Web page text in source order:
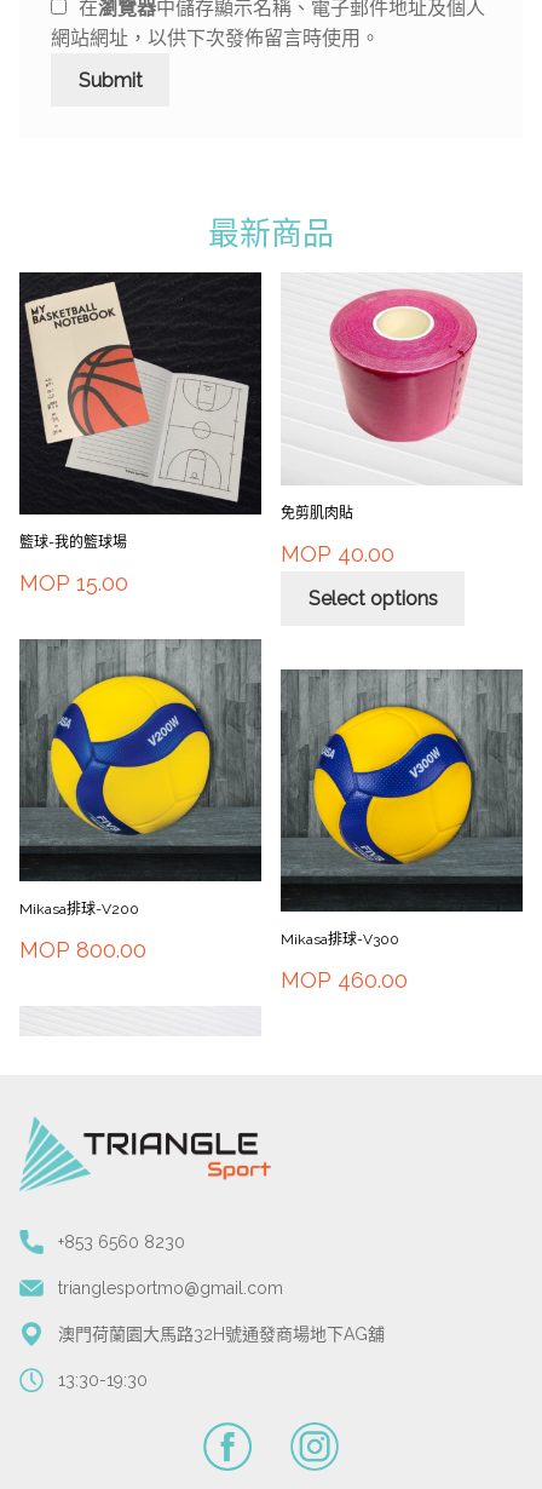
在瀏覽器中儲存顯示名稱、電子郵件地址及個人
網站網址，以供下次發佈留言時使用。
最新商品
籃球-我的籃球場
MOP 15.00
Mikasa排球-V200
MOP 800.00
免剪肌肉貼
MOP 40.00
Select options
Mikasa排球-V300
MOP 460.00
+853 6560 8230
trianglesportmo@gmail.com
澳門荷蘭園大馬路32H號通發商場地下AG舖
13:30-19:30